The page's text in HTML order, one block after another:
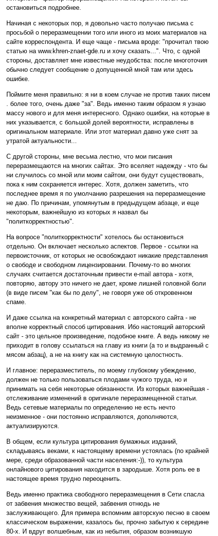
остановиться подробнее.
Начиная с некоторых пор, я довольно часто получаю письма с
просьбой о переразмещении того или иного из моих материалов на
сайте корреспондента. И еще чаще - письма вроде: "прочитал твою
статью на www.khren-znaet-gde.ru и хочу сказать...". Что, с одной
стороны, доставляет мне известные неудобства: после многоточия
обычно следует сообщение о допущенной мной там или здесь
ошибке.
Поймите меня правильно: я ни в коем случае не против таких писем
. более того, очень даже "за". Ведь именно таким образом я узнаю
массу нового и для меня интересного. Однако ошибки, на которые в
них указывается, с большой долей вероятности, исправлены в
оригинальном материале. Или этот материал давно уже снят за
утратой актуальности...
С другой стороны, мне весьма лестно, что мои писания
переразмещаются на многих сайтах. Это вселяет надежду - что бы
ни случилось со мной или моим сайтом, они будут существовать,
пока к ним сохраняется интерес. Хотя, должен заметить, что
последнее время я по умолчанию разрешения на переразмещение
не даю. По причинам, упомянутым в предыдущем абзаце, и еще
некоторым, важнейшую из которых я назвал бы
"политкорректностью".
На вопросе "политкорректности" хотелось бы остановиться
отдельно. Он включает несколько аспектов. Первое - ссылки на
первоисточник, от которых не освобождают никакие представления
о свободе и свободном лицензировании. Почему-то во многих
случаях считается достаточным привести e-mail автора - хотя,
повторяю, автору это ничего не дает, кроме лишней головной боли
(в виде писем "как бы по делу", не говоря уже об откровенном
спаме.
И даже ссылка на конкретный материал с авторского сайта - не
вполне корректный способ цитирования. Ибо настоящий авторский
сайт - это цельное произведение, подобное книге. А ведь никому не
приходит в голову ссылаться на главу из книги (а то и выдранный с
мясом абзац), а не на книгу как на системную целостность.
И главное: переразместитель, по моему глубокому убеждению,
должен не только пользоваться плодами чужого труда, но и
принимать на себя некоторые обязанности. Из которых важнейшая -
отслеживание изменений в оригинале переразмещенной статьи.
Ведь сетевые материалы по определению не есть нечто
неизменное - они постоянно исправляются, дополняются,
актуализируются.
В общем, если культура цитирования бумажных изданий,
складываясь веками, к настоящему времени устоялась (по крайней
мере, среди образованной части населения:-)), то культура
онлайнового цитирования находится в зародыше. Хотя роль ее в
настоящее время трудно переоценить.
Ведь именно практика свободного переразмещения в Сети спасла
от забвения множество вещей, забвения отнюдь не
заслуживающего. Для примера вспомним авторскую песню в своем
классическом выражении, казалось бы, прочно забытую к середине
80-х. И вдруг волшебным, как из небытия, образом возникшую